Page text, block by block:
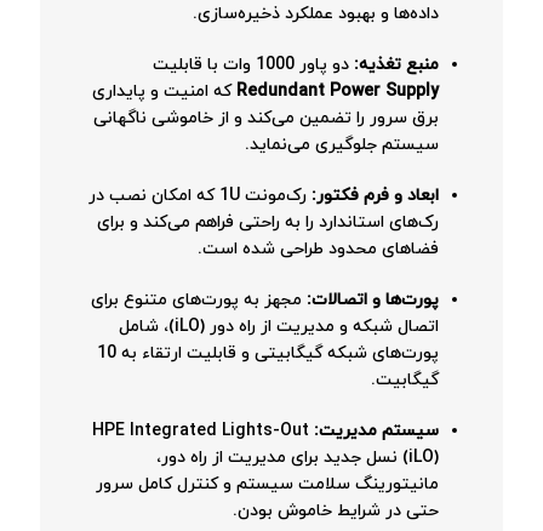
داده‌ها و بهبود عملکرد ذخیره‌سازی.
منبع تغذیه: دو پاور 1000 وات با قابلیت
Redundant Power Supply که امنیت و پایداری
برق سرور را تضمین می‌کند و از خاموشی ناگهانی
سیستم جلوگیری می‌نماید.
ابعاد و فرم فکتور:
رک‌مونت 1U که امکان نصب در
رک‌های استاندارد را به راحتی فراهم می‌کند و برای
فضاهای محدود طراحی شده است.
پورت‌ها و اتصالات: مجهز به پورت‌های متنوع برای
اتصال شبکه و مدیریت از راه دور (iLO)، شامل
پورت‌های شبکه گیگابیتی و قابلیت ارتقاء به 10
گیگابیت.
سیستم مدیریت: HPE Integrated Lights-Out
(iLO) نسل جدید برای مدیریت از راه دور،
مانیتورینگ سلامت سیستم و کنترل کامل سرور
حتی در شرایط خاموش بودن.